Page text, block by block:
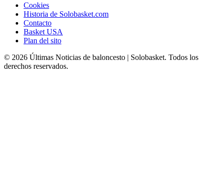
Cookies
Historia de Solobasket.com
Contacto
Basket USA
Plan del sito
© 2026 Últimas Noticias de baloncesto | Solobasket. Todos los
derechos reservados.